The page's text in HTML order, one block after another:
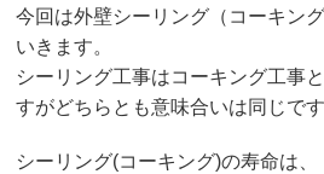
今回は外壁シーリング（コーキン
いきます。
シーリング工事はコーキング工事
すがどちらとも意味合いは同じです
シーリング(コーキング)の寿命は、